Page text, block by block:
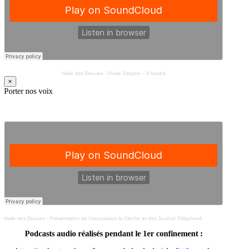
Halle des Douves· Ovale Citoyen – Il faudra
×
Porter nos voix
Halle des Douves · Présentation de l’association la Cloche et des Journal Téléphoné
Podcasts audio réalisés pendant le 1er confinement :